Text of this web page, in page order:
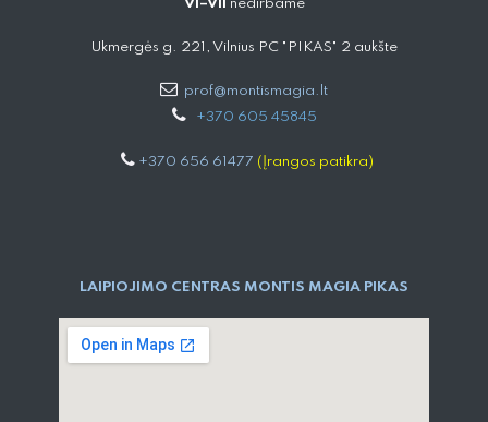
VI–VII nedirbame
Ukmergės g. 221, Vilnius PC "PIKAS" 2 aukšte
prof@montismagia.lt
+370 605 4584​5
+370 656 61477 (Įrangos patikra)
LAIPIOJIMO CENTRAS MONTIS MAGIA PIKAS